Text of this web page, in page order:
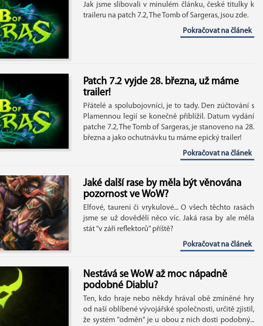
Jak jsme slibovali v minulém článku, české titulky k
traileru na patch 7.2, The Tomb of Sargeras, jsou zde.
Pokračovat na článek
Patch 7.2 vyjde 28. března, už máme
trailer!
Přátelé a spolubojovníci, je to tady. Den zúčtování s
Plamennou legií se konečně přiblížil. Datum vydání
patche 7.2, The Tomb of Sargeras, je stanoveno na 28.
března a jako ochutnávku tu máme epický trailer!
Pokračovat na článek
Jaké další rase by měla být věnována
pozornost ve WoW?
Elfové, taureni či vrykulové... O všech těchto rasách
jsme se už dověděli něco víc. Jaká rasa by ale měla
stát "v záři reflektorů" příště?
Pokračovat na článek
Nestává se WoW až moc nápadně
podobné Diablu?
Ten, kdo hraje nebo někdy hrával obě zmíněné hry
od naší oblíbené vývojářské společnosti, určitě zjistil,
že systém "odměn" je u obou z nich dosti podobný...